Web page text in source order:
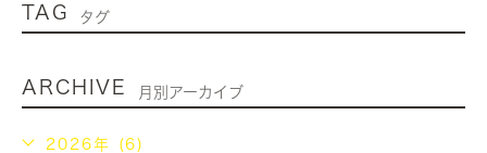
TAG タグ
ARCHIVE 月別アーカイブ
2026年 (6)